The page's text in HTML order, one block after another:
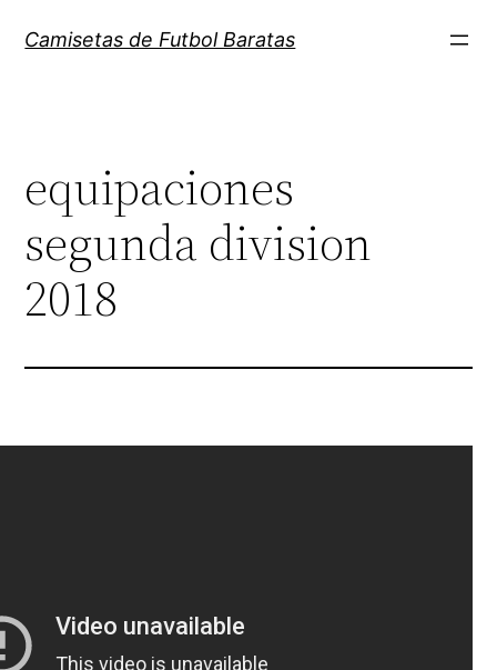
Camisetas de Futbol Baratas
equipaciones
segunda division
2018